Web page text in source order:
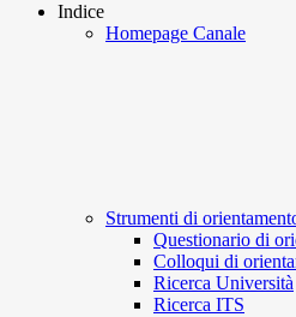
Indice
Homepage Canale
Strumenti di
Questionario di
Colloqui di
Ricerca Università
Ricerca ITS